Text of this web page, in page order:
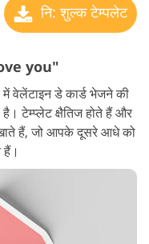
नि: शुल्क टेम्पलेट
you"
वेलेंटाइन डे कार्ड भेजने की
टेम्प्लेट क्षैतिज होते हैं और
हैं, जो आपके दूसरे आधे को
हैं।